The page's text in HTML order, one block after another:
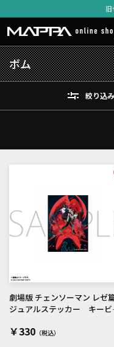
ボム
絞り込み
劇場版 チェンソーマン レゼ
ジュアルステッカー キービ
￥330